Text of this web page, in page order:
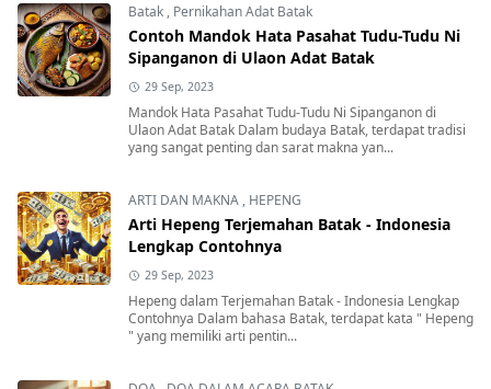
Batak , Pernikahan Adat Batak
Contoh Mandok Hata Pasahat Tudu-Tudu Ni
Sipanganon di Ulaon Adat Batak
29 Sep, 2023
Mandok Hata Pasahat Tudu-Tudu Ni Sipanganon di
Ulaon Adat Batak Dalam budaya Batak, terdapat tradisi
yang sangat penting dan sarat makna yan...
ARTI DAN MAKNA , HEPENG
Arti Hepeng Terjemahan Batak - Indonesia
Lengkap Contohnya
29 Sep, 2023
Hepeng dalam Terjemahan Batak - Indonesia Lengkap
Contohnya Dalam bahasa Batak, terdapat kata " Hepeng
" yang memiliki arti pentin...